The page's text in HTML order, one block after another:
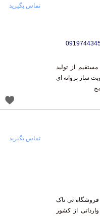
تاک 09197443453 خرید مستقیم از تولید
سراسر کشور مشخصات رطوبت ساز پروانه ای
تماس بگیرید
09197443453 ساخت فروشگاه تی تاک
مکانیکی این دستگاه وارداتی از کشور
تماس بگیرید